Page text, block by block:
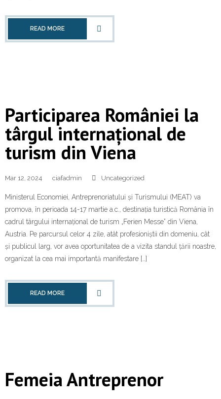
READ MORE
Participarea României la
târgul internațional de
turism din Viena
Mar 12, 2024 ciafadmin Uncategorized
Ministerul Economiei, Antreprenoriatului și Turismului (MEAT) va
promova, în perioada 14-17 martie a.c., destinația turistică România în
cadrul târgului internațional de turism „Ferien Messe” din Viena,
Austria. Pe parcursul celor 4 zile, atât profesioniștii din domeniu, cât
și publicul larg, vor avea oportunitatea de a vizita standul țării noastre,
organizat la cea mai importantă manifestare […]
READ MORE
Femeia Antreprenor